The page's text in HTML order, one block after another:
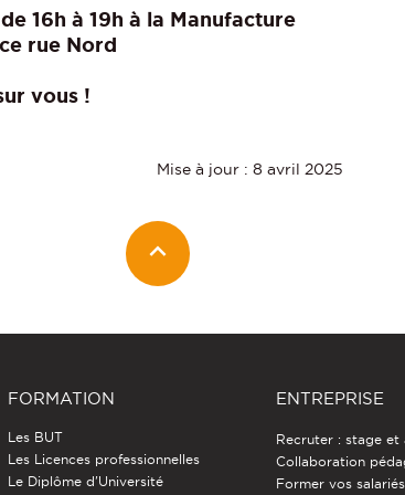
16h à 19h à la Manufacture
rue Nord
vous !
Mise à jour : 8 avril 2025
FORMATION
Les BUT
Les Licences professionnelles
Le Diplôme d'Université
ENTREPRISE
Recruter : stage et
Collaboration
Former vos